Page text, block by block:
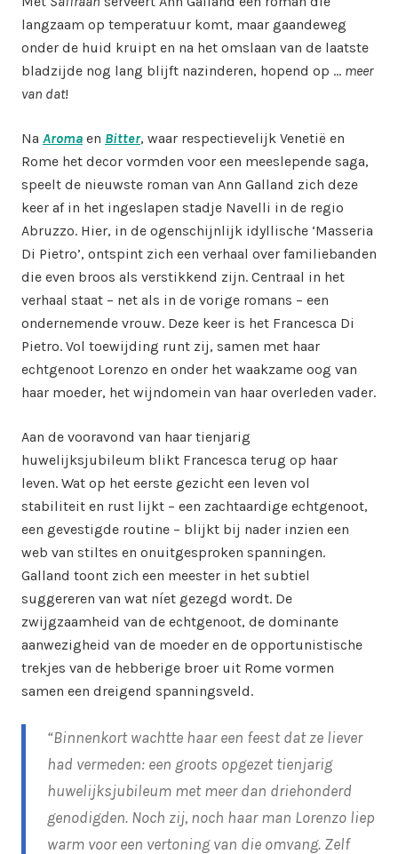
langzaam op temperatuur komt, maar gaandeweg
onder de huid kruipt en na het omslaan van de laatste
bladzijde nog lang blijft nazinderen, hopend op … meer
van dat!
Na Aroma en Bitter, waar respectievelijk Venetië en
Rome het decor vormden voor een meeslepende saga,
speelt de nieuwste roman van Ann Galland zich deze
keer af in het ingeslapen stadje Navelli in de regio
Abruzzo. Hier, in de ogenschijnlijk idyllische ‘Masseria
Di Pietro’, ontspint zich een verhaal over familiebanden
die even broos als verstikkend zijn. Centraal in het
verhaal staat – net als in de vorige romans – een
ondernemende vrouw. Deze keer is het Francesca Di
Pietro. Vol toewijding runt zij, samen met haar
echtgenoot Lorenzo en onder het waakzame oog van
haar moeder, het wijndomein van haar overleden vader.
Aan de vooravond van haar tienjarig
huwelijksjubileum blikt Francesca terug op haar
leven. Wat op het eerste gezicht een leven vol
stabiliteit en rust lijkt – een zachtaardige echtgenoot,
een gevestigde routine – blijkt bij nader inzien een
web van stiltes en onuitgesproken spanningen.
Galland toont zich een meester in het subtiel
suggereren van wat níet gezegd wordt. De
zwijgzaamheid van de echtgenoot, de dominante
aanwezigheid van de moeder en de opportunistische
trekjes van de hebberige broer uit Rome vormen
samen een dreigend spanningsveld.
“Binnenkort wachtte haar een feest dat ze liever
had vermeden: een groots opgezet tienjarig
huwelijksjubileum met meer dan driehonderd
genodigden. Noch zij, noch haar man Lorenzo liep
warm voor een vertoning van die omvang. Zelf